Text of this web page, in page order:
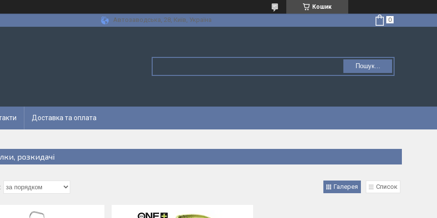
Кошик
Автозаводська, 28, Київ, Україна
Пошук...
Доставка та оплата
розкидачі
Галерея Список